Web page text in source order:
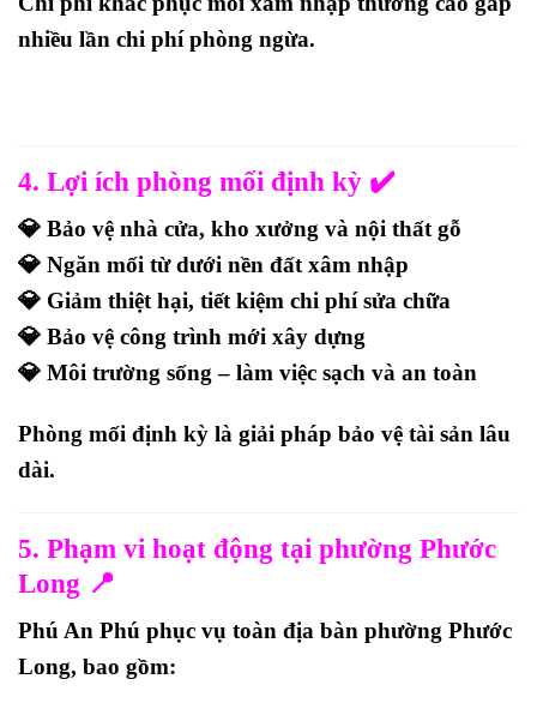
nhiều lần chi phí phòng ngừa.
4. Lợi ích phòng mối định kỳ ✔️
💎 Bảo vệ nhà cửa, kho xưởng và nội thất gỗ
💎 Ngăn mối từ dưới nền đất xâm nhập
💎 Giảm thiệt hại, tiết kiệm chi phí sửa chữa
💎 Bảo vệ công trình mới xây dựng
💎 Môi trường sống – làm việc sạch và an toàn
Phòng mối định kỳ là giải pháp bảo vệ tài sản lâu
dài.
5. Phạm vi hoạt động tại phường Phước
Long 📍
Phú An Phú phục vụ toàn địa bàn phường Phước
Long, bao gồm: